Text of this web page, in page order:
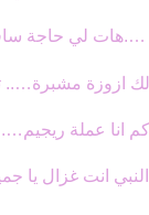
لي حاجة
ازوزة مشبرة…..
انا عملة
انت غزال يا